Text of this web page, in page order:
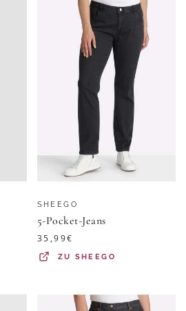
SHEEGO
5-Pocket-Jeans
35,99€
ZU SHEEGO